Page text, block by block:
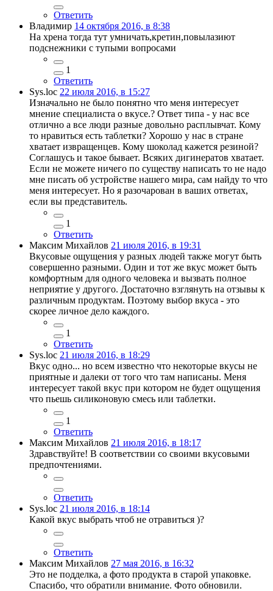
Ответить
Владимир 14 октября 2016, в 8:38
На хрена тогда тут умничать,кретин,повылазиют
подснежники с тупыми вопросами
1
Ответить
Sys.loc 22 июля 2016, в 15:27
Изначально не было понятно что меня интересует
мнение специалиста о вкусе.? Ответ типа - у нас все
отлично а все люди разные довольно расплывчат. Кому
то нравиться есть таблетки? Хорошо у нас в стране
хватает извращенцев. Кому шоколад кажется резиной?
Соглашусь и такое бывает. Всяких дигинератов хватает.
Если не можете ничего по существу написать то не надо
мне писать об устройстве нашего мира, сам найду то что
меня интересует. Но я разочарован в ваших ответах,
если вы представитель.
1
Ответить
Максим Михайлов 21 июля 2016, в 19:31
Вкусовые ощущения у разных людей также могут быть
совершенно разными. Один и тот же вкус может быть
комфортным для одного человека и вызвать полное
неприятие у другого. Достаточно взглянуть на отзывы к
различным продуктам. Поэтому выбор вкуса - это
скорее личное дело каждого.
1
Ответить
Sys.loc 21 июля 2016, в 18:29
Вкус одно... но всем известно что некоторые вкусы не
приятные и далеки от того что там написаны. Меня
интересует такой вкус при котором не будет ощущения
что пьешь силиконовую смесь или таблетки.
1
Ответить
Максим Михайлов 21 июля 2016, в 18:17
Здравствуйте! В соответствии со своими вкусовыми
предпочтениями.
Ответить
Sys.loc 21 июля 2016, в 18:14
Какой вкус выбрать чтоб не отравиться )?
Ответить
Максим Михайлов 27 мая 2016, в 16:32
Это не подделка, а фото продукта в старой упаковке.
Спасибо, что обратили внимание. Фото обновили.